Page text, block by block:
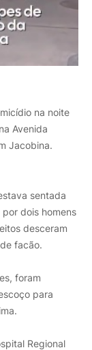
na noite
Avenida
Jacobina.
sentada
dois homens
desceram
facão.
foram
para
Regional